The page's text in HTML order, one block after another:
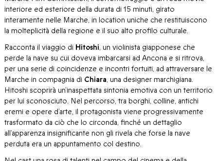
interiore ed esteriore della durata di 15 minuti, girato
interamente nelle Marche, in location uniche che restituiscono
la molteplicità della regione e il suo alto profilo culturale.
Racconta il viaggio di Hitoshi, un violinista giapponese che
perde la nave su cui doveva imbarcarsi ad Ancona e si ritrova,
per una serie di coincidenze e incontri fortuiti, ad attraversare le
Marche in compagnia di Chiara, una designer marchigiana.
Hitoshi scoprirà un’inaspettata sintonia emotiva con un territorio
per lui sconosciuto. Nel percorso, tra borghi, colline, antichi
eremi e opere d’arte, il protagonista viene progressivamente
trasformato da ciò che lo circonda, finché un dettaglio
all’apparenza insignificante non gli rivela che forse la nave
perduta era un appuntamento col destino.